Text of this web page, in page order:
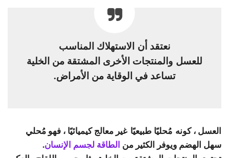
نعتقد أن الاستهلاك المناسب
للعسل والمنتجات الأخرى المشتقة من الخلية
تساعد في الوقاية من الأمراض.
العسل ، كونه مُحليًا طبيعيًا غير معالج كيميائيًا ، فهو مُحلي
سهل الهضم ويوفر الكثير من الطاقة لجسم الإنسان.